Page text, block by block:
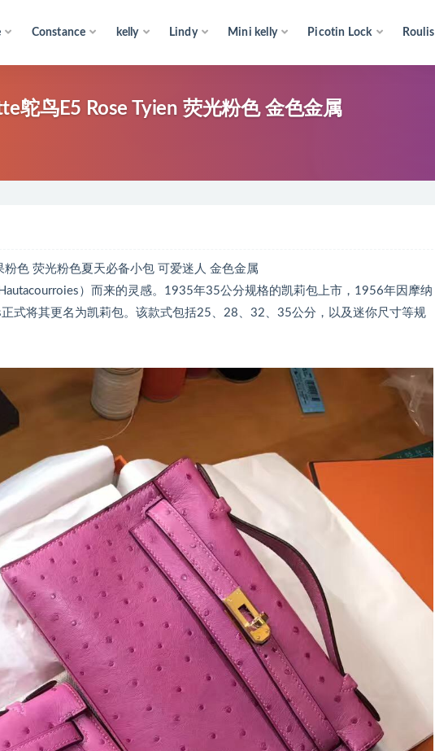
Constance kelly Lindy Mini kelly Picotin Lock Roulis
鸵鸟E5 Rose Tyien 荧光粉色 金色金属
色 荧光粉色夏天必备小包 可爱迷人 金色金属
）而来的灵感。1935年35公分规格的凯莉包上市，1956年因摩纳
式将其更名为凯莉包。该款式包括25、28、32、35公分，以及迷你尺寸等规